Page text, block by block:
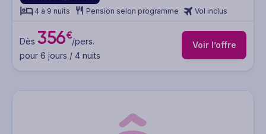
4 à 9 nuits
Pension selon programme Vol inclus
Dès 356€/pers.
pour 6 jours / 4 nuits
Voir l’offre